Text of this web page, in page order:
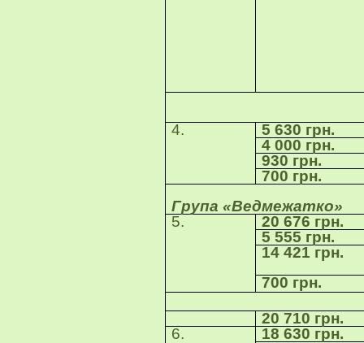
4.
5 630 грн.
4 000 грн.
930 грн.
700 грн.
Група «Ведмежатко»
5.
20 676 грн.
5 555 грн.
14 421 грн.
700 грн.
20 710 грн.
6.
18 630 грн.